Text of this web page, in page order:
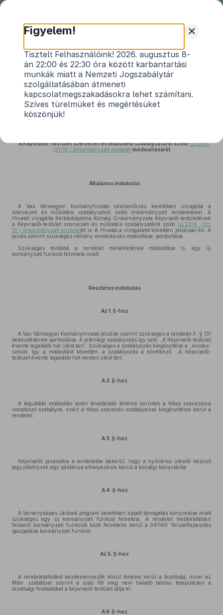
Kerkáskápolna Község
Önkormányzata Képviselő-
testületének 9/2025. (XII. 16.)
önkormányzati rendeletének
indokolása
A Képviselő-testület szervezeti és működési szabályzatáról szóló12/2014.
(XII.10.) önkormányzati rendeletmódosításáról
Általános indokolás
A Vas Vármegyei Kormányhivatal célellenőrzés keretében vizsgálta a
szervezeti és működési szabályzatról szóló önkormányzati rendeleteket. A
Hivatal vizsgálta Kerkáskápolna Község Önkormányzata Képviselő-testületének
a Képviselő-testület szervezeti és működési szabályzatáról szóló12/2014. (XII.
10.) önkormányzati rendeletét is. A Hivatal a vizsgálatot követően jelzéssel élt. A
jelzés szerint szükséges néhány rendelkezés módosítása, pontosítása.
Szükséges továbbá a rendelet mellékletének módosítása is, egy új
kormányzati funkció felvétele miatt.
Részletes indokolás
Az 1. §-hoz
A Vas Vármegyei Kormányhivatal jelzése szerint szükséges a rendelet 3. § (3)
bekezdésének pontosítása. A jelenlegi szabályozás így szól: „A Képviselő-testület
évente legalább hat ülést tart.” Szükséges a szabályozás kiegészítése a „rendes”
szóval, így a módosítást követően a szabályozás a következő: „A Képviselő-
testület évente legalább hat rendes ülést tart.”
A 2. §-hoz
A legutóbbi módosítás során tévedésből törlésre kerültek a titkos szavazásra
vonatkozó szabályok, ezért a titkos szavazás szabályaival kiegészítésre kerül a
rendelet.
A 3. §-hoz
Képviselői javaslatra a rendeletbe bekerül, hogy a nyilvános ülésről készült
jegyzőkönyvek egy példánya elhelyezésre került a községi könyvtárba.
A 4. §-hoz
A Versenyképes Járások program keretében kapott támogatás könyvelése miatt
szükséges egy új kormányzati funkció felvétele. A rendelet mellékletében
felsorolt kormányzati funkciók közé felvételre kerül a 041140 Területfejlesztés
igazgatása kormányzati funkció.
Az 5. §-hoz
A rendeletalkotást kezdeményezők közül törlésre kerül a bizottság, mivel az
Mötv. szabályai szerint a száz főt meg nem haladó lakosú településen a
bizottsági feladatokat a képviselő-testület látja el.
A 6. §-hoz
+
Figyelem!
Tisztelt Felhasználóink! 2026. augusztus 8-
án 22:00 és 22:30 óra között karbantartási
munkák miatt a Nemzeti Jogszabálytár
szolgáltatásában átmeneti
kapcsolatmegszakadásokra lehet számítani.
Szíves türelmüket és megértésüket
köszönjük!